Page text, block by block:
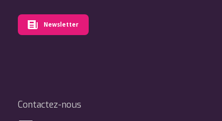
Newsletter
Contactez-nous